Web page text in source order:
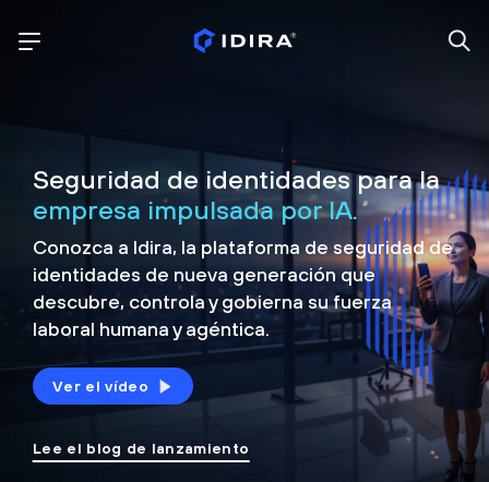
Seguridad de identidades para la
empresa impulsada por IA.
Conozca a Idira, la plataforma de seguridad de
identidades de nueva generación que
descubre, controla ygobierna su fuerza
laboral humana y agéntica.
Ver el vídeo
Lee el blog de lanzamiento